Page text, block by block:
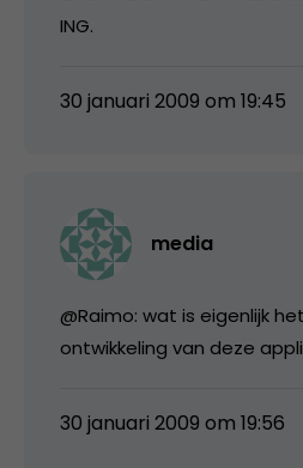
ING.
30 januari 2009 om 19:45
media
@Raimo: wat is eigenlijk
ontwikkeling van deze
30 januari 2009 om 19:56